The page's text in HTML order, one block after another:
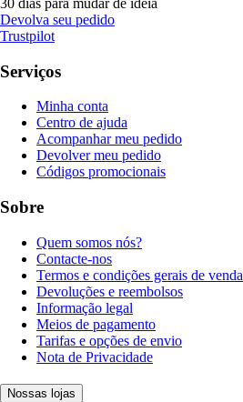
Devolva seu pedido
Trustpilot
Serviços
Minha conta
Centro de ajuda
Acompanhar meu pedido
Devolver meu pedido
Códigos promocionais
Sobre
Quem somos nós?
Contacte-nos
Termos e condições gerais de venda
Devoluções e reembolsos
Informação legal
Meios de pagamento
Tarifas e opções de envio
Nota de Privacidade
Nossas lojas